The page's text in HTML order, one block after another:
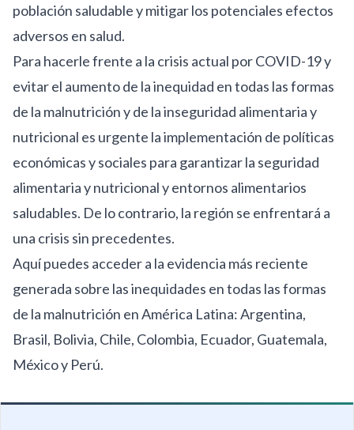
población saludable y mitigar los potenciales efectos
adversos en salud.
Para hacerle frente a la crisis actual por COVID-19 y
evitar el aumento de la inequidad en todas las formas
de la malnutrición y de la inseguridad alimentaria y
nutricional es urgente la implementación de políticas
económicas y sociales para garantizar la seguridad
alimentaria y nutricional y entornos alimentarios
saludables. De lo contrario, la región se enfrentará a
una crisis sin precedentes.
Aquí puedes acceder a la evidencia más reciente
generada sobre las inequidades en todas las formas
de la malnutrición en América Latina:Argentina,
Brasil, Bolivia, Chile, Colombia, Ecuador, Guatemala,
Méxicoy Perú.